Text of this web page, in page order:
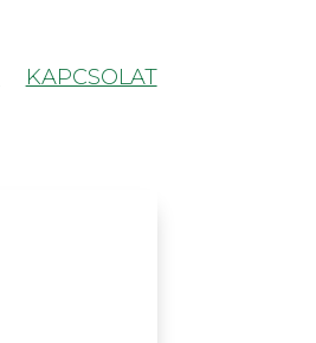
KAPCSOLAT